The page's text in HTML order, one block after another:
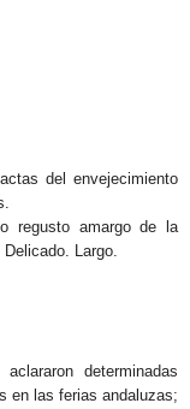
del envejecimiento
regusto amargo de la
Largo.
determinadas
en las ferias andaluzas;